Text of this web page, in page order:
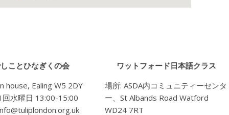
ことひなぎくの会
house, Ealing W5 2DY
回水曜日 13:00-15:00
ワットフォード日本語クラス
場所: ASDA内コミュニティーセンタ
ー、 St Albands Road Watford
WD24 7RT